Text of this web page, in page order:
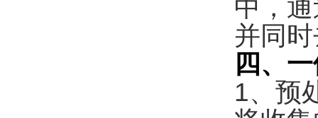
中，
并同
四 、
1、预